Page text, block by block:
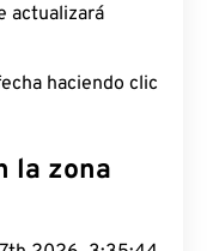
actualizará
haciendo clic
la zona